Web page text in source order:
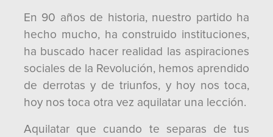
En 90 años de historia, nuestro partido ha
hecho mucho, ha construido instituciones,
ha buscado hacer realidad las aspiraciones
sociales de la Revolución, hemos aprendido
de derrotas y de triunfos, y hoy nos toca,
hoy nos toca otra vez aquilatar una lección.
Aquilatar que cuando te separas de tus